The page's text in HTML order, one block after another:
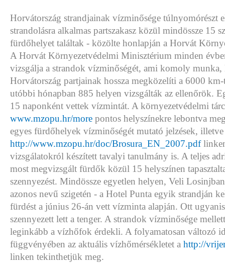
Horvátország strandjainak vízminősége túlnyomórészt
strandolásra alkalmas partszakasz közül mindössze 15
fürdőhelyet találtak - közölte honlapján a Horvát
A Horvát Környezetvédelmi Minisztérium minden
vizsgálja a strandok vízminőségét, ami komoly
Horvátország partjainak hossza megközelíti a 6000
utóbbi hónapban 885 helyen vizsgálták az ellenőrök.
15 naponként vettek vízmintát. A környezetvédelmi
www.mzopu.hr/more pontos helyszínekre lebontva
egyes fürdőhelyek vízminőségét mutató jelzések, illetve
http://www.mzopu.hr/doc/Brosura_EN_2007.pdf
vizsgálatokról készített tavalyi tanulmány is. A teljes
most megvizsgált fürdők közül 15 helyszínen
szennyezést. Mindössze egyetlen helyen, Veli
azonos nevű szigetén - a Hotel Punta egyik strandján
fürdést a június 26-án vett vízminta alapján. Ott
szennyezett lett a tenger. A strandok vízminősége
leginkább a vízhőfok érdekli. A folyamatosan változó
függvényében az aktuális vízhőmérsékletet a http://
linken tekinthetjük meg.